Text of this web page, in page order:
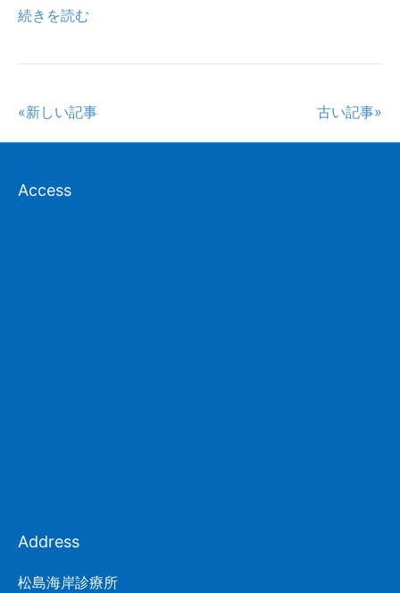
続きを読む
«新しい記事 古い記事»
Access
Address
松島海岸診療所